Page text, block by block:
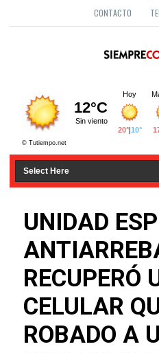
CONTACTO
UNIDAD
RECUPERÓ
CELULAR
ROBADO A